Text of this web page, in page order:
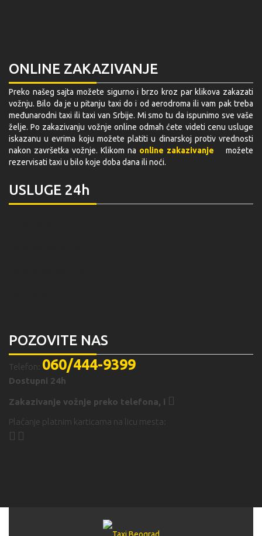
ONLINE ZAKAZIVANJE
Preko našeg sajta možete sigurno i brzo kroz par klikova zakazati
vožnju. Bilo da je u pitanju taxi do i od aerodroma ili vam pak treba
međunarodni taxi ili taxi van Srbije. Mi smo tu da ispunimo sve vaše
želje. Po zakazivanju vožnje online odmah ćete videti cenu usluge
iskazanu u evrima koju možete platiti u dinarskoj protiv vrednosti
nakon završetka vožnje. Klikom na online zakazivanje
možete
rezervisati taxi u bilo koje doba dana ili noći.
USLUGE 24h
POZOVITE NAS
Telefon: 060/444-9399
Dostupni 24h
Zakazivanje vožnje preko telefona, i
Plaćanje platnim karticama na licu mesta: